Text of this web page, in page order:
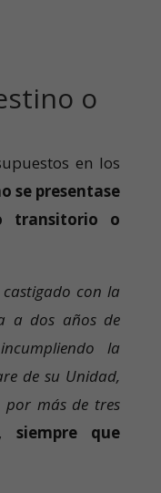
o
en los
se presentase
transitorio o
castigado con la
a dos años de
la
de su Unidad,
por más de tres
siempre que